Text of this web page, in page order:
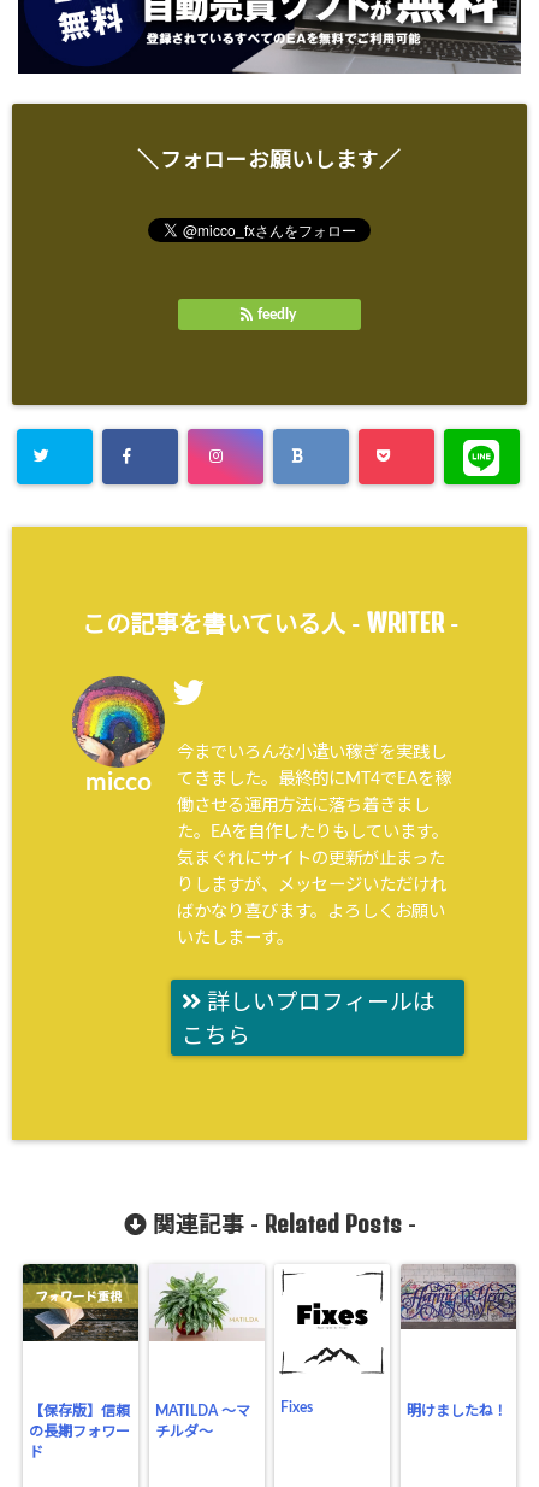
＼フォローお願いします／
feedly
この記事を書いている人 - WRITER-
micco
今までいろんな小遣い稼ぎを実践し
てきました。最終的にMT4でEAを稼
働させる運用方法に落ち着きまし
た。EAを自作したりもしています。
気まぐれにサイトの更新が止まった
りしますが、メッセージいただけれ
ばかなり喜びます。よろしくお願い
いたしまーす。
詳しいプロフィールは
こちら
関連記事 - Related Posts-
【保存版】信頼
の長期フォワー
ド
MATILDA ～マ
チルダ～
Fixes 明けましたね！